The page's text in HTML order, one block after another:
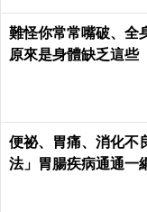
難怪你常常嘴破、全
原來是身體缺乏這些
便祕、胃痛、消化不
法」胃腸疾病通通一